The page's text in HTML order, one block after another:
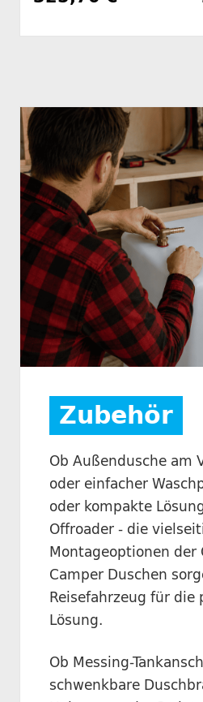
Zubehör
Ob Außendusche am
oder einfacher
oder kompakte
Offroader - die
Montageoptionen der
Camper Duschen
Reisefahrzeug für die
Lösung.
Ob Messing-
schwenkbare